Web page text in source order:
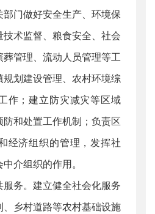
门做好安全生产、环境保
术监督、粮食安全、社会
管理、流动人员管理等工
划建设管理、农村环境综
作；建立防灾减灾等区域
和处置工作机制；负责区
经济组织的管理，发挥社
介组织的作用。
服务。建立健全社会化服务
、乡村道路等农村基础设施